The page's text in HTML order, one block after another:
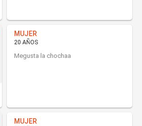
MUJER
20 AÑOS
Megusta la chochaa
MUJER